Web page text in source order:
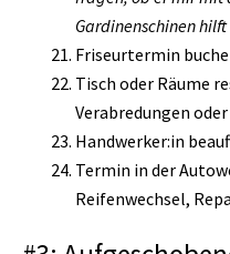
Gardinenschinen hilft
Friseurtermin
Tisch oder Räume
Verabredungen
Handwerker:in
Termin in der
Reifenwechsel,